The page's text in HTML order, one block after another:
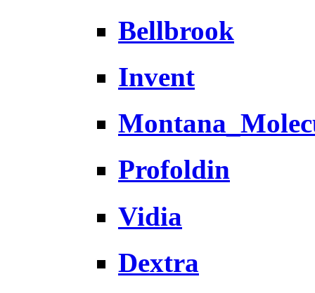
Bellbrook
Invent
Profoldin
Vidia
Dextra